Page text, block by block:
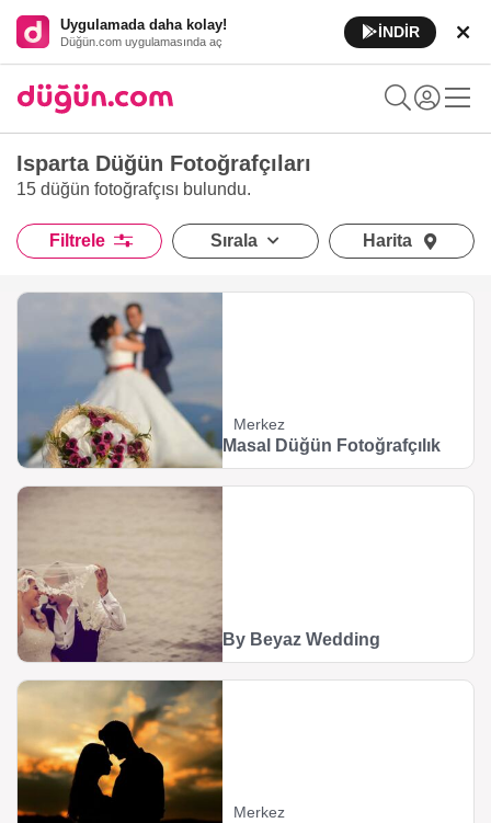
Uygulamada daha kolay!
Düğün.com uygulamasında aç
İNDİR
Isparta Düğün Fotoğrafçıları
15 düğün fotoğrafçısı bulundu.
Filtrele Sırala Harita
Merkez
Masal Düğün Fotoğrafçılık
By Beyaz Wedding
Merkez